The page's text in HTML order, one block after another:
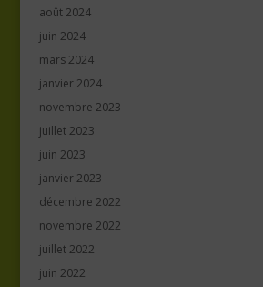
août 2024
juin 2024
mars 2024
janvier 2024
novembre 2023
juillet 2023
juin 2023
janvier 2023
décembre 2022
novembre 2022
juillet 2022
juin 2022